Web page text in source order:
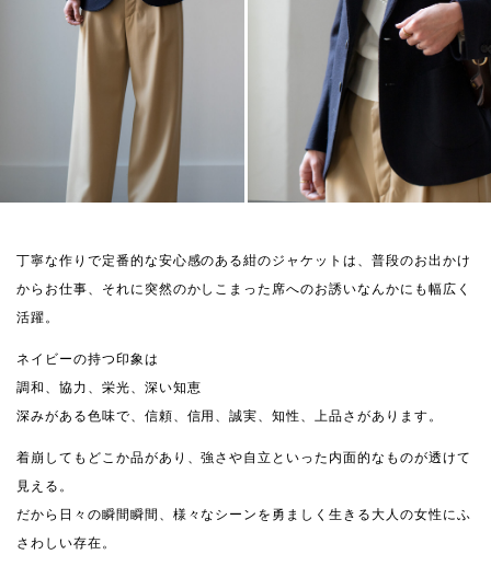
丁寧な作りで定番的な安心感のある紺のジャケットは、普段のお出かけ
からお仕事、それに突然のかしこまった席へのお誘いなんかにも幅広く
活躍。
ネイビーの持つ印象は
調和、協力、栄光、深い知恵
深みがある色味で、信頼、信用、誠実、知性、上品さがあります。
着崩してもどこか品があり、強さや自立といった内面的なものが透けて
見える。
だから日々の瞬間瞬間、様々なシーンを勇ましく生きる大人の女性にふ
さわしい存在。